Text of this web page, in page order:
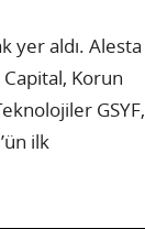
yer aldı. Alesta
Korun
GSYF,
ilk